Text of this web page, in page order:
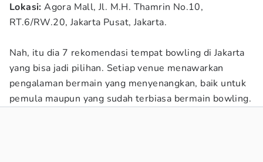
Lokasi:Agora Mall, Jl. M.H. Thamrin No.10,
RT.6/RW.20, Jakarta Pusat, Jakarta.
Nah, itu dia 7 rekomendasi tempat bowling di Jakarta
yang bisa jadi pilihan. Setiap venue menawarkan
pengalaman bermain yang menyenangkan, baik untuk
pemula maupun yang sudah terbiasa bermain bowling.